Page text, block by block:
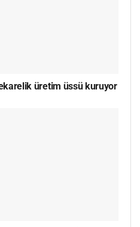
üretim üssü kuruyor